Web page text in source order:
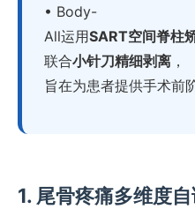
• Body-
All运用SART空间脊柱
联合小针刀精细剥离 ，
旨在为患者提供手术前
1. 尾骨疼痛多维度